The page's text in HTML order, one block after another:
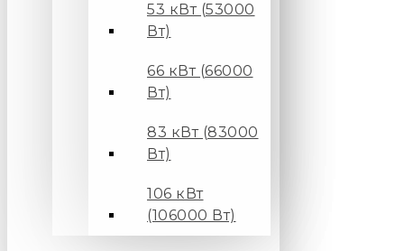
53 кВт (53000
Вт)
66 кВт (66000
Вт)
83 кВт (83000
Вт)
106 кВт
(106000 Вт)